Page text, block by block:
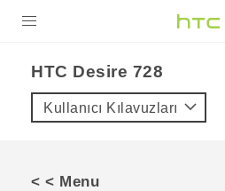
VIVE
HTC Desire 728‎
Kullanıcı Kılavuzları
< < Menu